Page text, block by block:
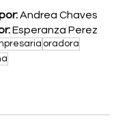
Andrea Chaves
Esperanza Perez
oradora